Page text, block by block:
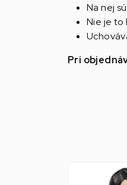
Na nej
Nie je to
Pri